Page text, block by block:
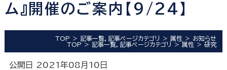
ム』開催のご案内【9/24】
TOP 記事一覧，記事ページカテゴリ 属性
お知らせ
TOP
記事一覧，記事ページカテゴリ 属性 研究
公開日 2021年08月10日